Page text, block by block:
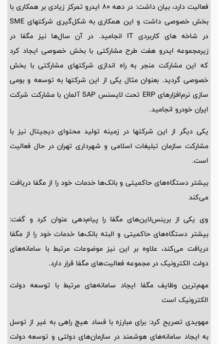
فعالیت دارد، بیان داشت: در دهه ۸۰ ایدرو تمرکز زیادی بر همکاری با
بخش خصوصی داشت و این همکاری به شکل‌گیری شرکتهای SME
در شاخه های کاربردی IT انجامید. در آن سال‌ها نیز مگفا در
زیرمجموعه ایدرو هفت طرح مشارکتی با بخش خصوصی ایجاد کرد
که این مشارکت منجر به راه اندازی شرکتهای مشارکتی با بخش
خصوصی گردید. بعنوان مثال یکی از این شرکتها به توسعه و بومی
سازی نرم‌افزارهای ERP تحت لایسنس SAP آلمان با مشارکت شرکت
ایران خودرو انجامید.
یکی دیگر از این شرکتها در زمینه تولید محتوای دیجیتال نیز با
مشارکت سازمان تبلیغات اسلامی و شهرداری تهران در حال فعالیت
است.
بیشتر دستگاه‌های حاکمیتی و بانک‌ها خدمات خود را از مگفا دریافت
می‌کند
وی یکی از برینس‌لاین‌های مگفا را پیام‌دهی عنوان کرد و گفت:
بیشتر دستگاه‌های حاکمیتی و البته بانک‌ها خدمات خود را از مگفا
دریافت می‌کند، علاوه بر این نیز موضوعات مرتبط با سامانه‌های
دولت الکترونیک در مجموعه فعالیت‌های مگفا قرار دارد.
مهم‌ترین وظایف مگفا ایجاد سامانه‌های مرتبط با توسعه دولت
الکترونیک است
مهویدی تصریح کرد: برای مبارزه با فساد هیچ راهی به غیر از توسل
به ایجاد سامانه‌های هوشمند در سازمان‌های دولتی و توسعه دولت